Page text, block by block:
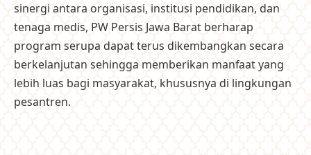
sinergi antara organisasi, institusi pendidikan, dan
tenaga medis, PW Persis Jawa Barat berharap
program serupa dapat terus dikembangkan secara
berkelanjutan sehingga memberikan manfaat yang
lebih luas bagi masyarakat, khususnya di lingkungan
pesantren.